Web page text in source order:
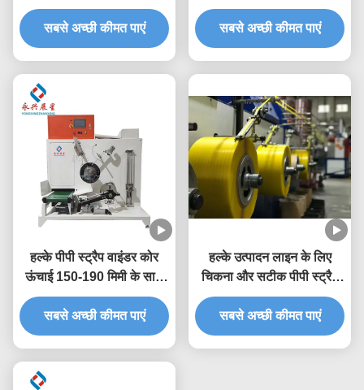
पैकेजिंग प्रक्रिया को
सुव्यवस्थित करें
सबसे अच्छी कीमत पाएं
का अनुभव करें
सबसे अच्छी कीमत पाएं
हल्के पीपी स्ट्रैप वाइंडर कोर
ऊंचाई 150-190 मिमी के साथ
अपनी स्ट्रैपिंग प्रक्रिया को
सुव्यवस्थित करें
सबसे अच्छी कीमत पाएं
हल्के उत्पादन लाइन के लिए
चिकना और सटीक पीपी स्ट्रैप
बैंड वाइंडर
सबसे अच्छी कीमत पाएं